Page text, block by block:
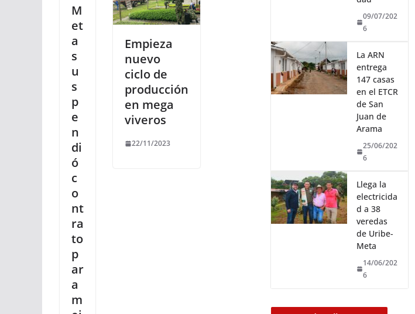
M
et
a
s
u
s
p
e
n
di
ó
c
o
nt
ra
to
p
ar
a
m
Empieza
nuevo
ciclo de
producción
en mega
viveros
22/11/2023
09/07/202
6
La ARN
entrega
147 casas
en el ETCR
de San
Juan de
Arama
25/06/202
6
Llega la
electricida
d a 38
veredas
de Uribe-
Meta
14/06/202
6